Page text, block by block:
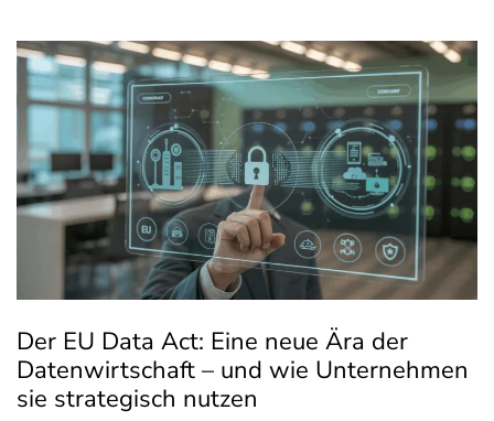
Der EU Data Act: Eine neue Ära der
Datenwirtschaft – und wie Unternehmen
sie strategisch nutzen